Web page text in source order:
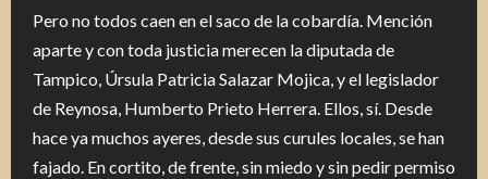
Pero no todos caen en el saco de la cobardía. Mención
aparte y con toda justicia merecen la diputada de
Tampico, Úrsula Patricia Salazar Mojica, y el legislador
de Reynosa, Humberto Prieto Herrera. Ellos, sí. Desde
hace ya muchos ayeres, desde sus curules locales, se han
fajado. En cortito, de frente, sin miedo y sin pedir permiso